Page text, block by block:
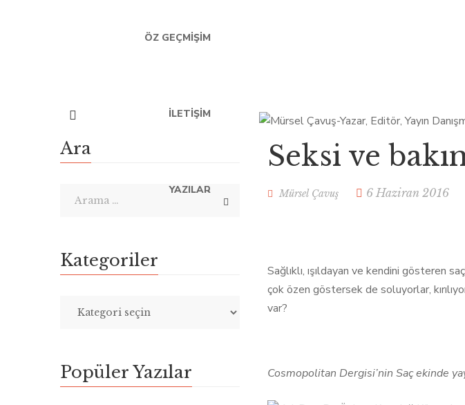
ÖZ GEÇMIŞIM
İLETIŞIM
YAZILAR
Seksi ve
Mürsel Çavuş 6 Haziran 2016
Sağlıklı, ışıldayan ve kendini gösteren
çok özen göstersek de soluyorlar,
var?
Cosmopolitan Dergisi’nin Saç ekinde
Ara
Kategoriler
Popüler Yazılar